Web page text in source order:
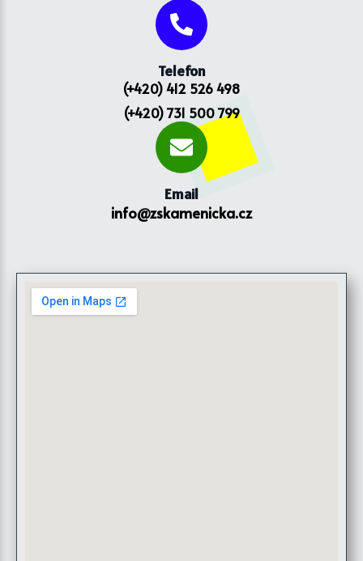
Telefon
(+420) 412 526 498
(+420) 731 500 799
Email
info@zskamenicka.cz